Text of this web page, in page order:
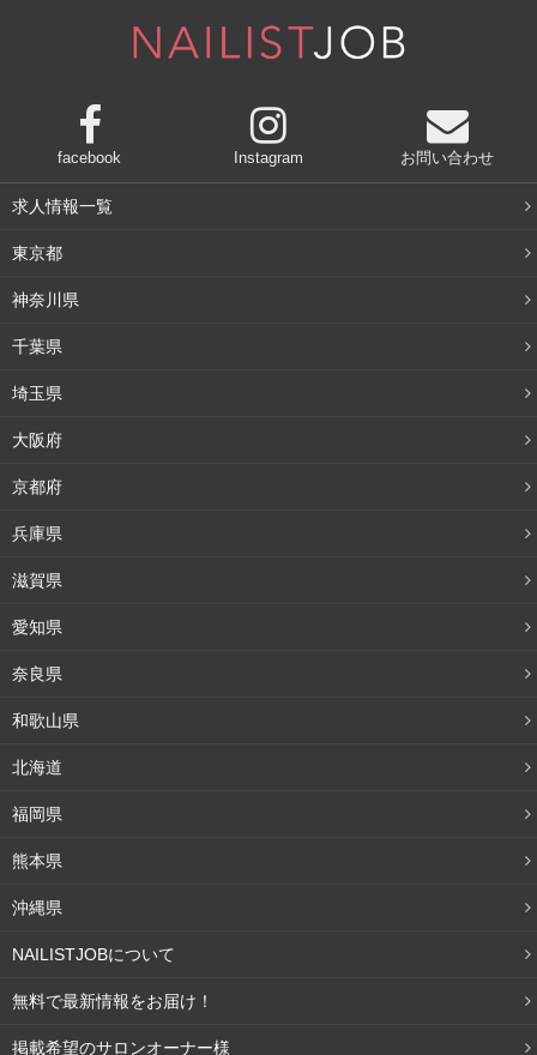
したり、乾燥によるシワも気になるのであれば、目元専用
乾燥対策をすればターンオーバーはかなり改善されます。
あと気をつけたいのは目元をこすること。ついクセでこす
品を変えてみるとか、一度病院へ行くなどして、こすらな
い習慣をつけていきましょう。
色素沈着予防として、意外と大切なのが紫外線対策です。
先ほどもメラニン色素が残って色素沈着してしまうと書き
すると、紫外線対策をしっかり行ってメラニンを作らない
ようにすればいいわけです。
日焼け止めは目元までしっかり塗るようにしましょう。
facebook Instagram お問い合わせ
求人情報一覧
東京都
神奈川県
千葉県
埼玉県
大阪府
京都府
兵庫県
滋賀県
愛知県
奈良県
和歌山県
北海道
福岡県
熊本県
沖縄県
NAILISTJOBについて
無料で最新情報をお届け！
掲載希望のサロンオーナー様